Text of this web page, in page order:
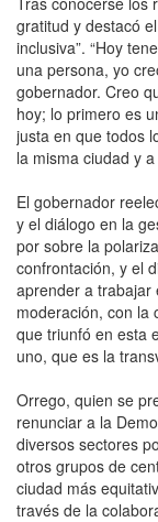
gratitud y destacó
inclusiva”. “Hoy
una persona, yo
gobernador. Creo
hoy; lo primero es
justa en que todos
la misma ciudad y
El gobernador
y el diálogo en la
por sobre la
confrontación, y el
aprender a trabajar
moderación, con la
que triunfó en esta
uno, que es la
Orrego, quien se
renunciar a la
diversos sectores
otros grupos de
ciudad más
través de la